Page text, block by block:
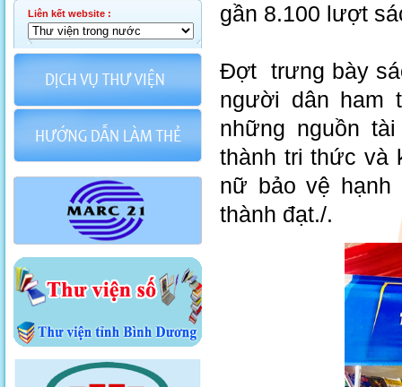
Liên kết website :
gần 8.100 lượt
Đợt trưng bày
người dân ham
những nguồn
thành tri thức và
nữ bảo vệ hạnh
thành đạt./.